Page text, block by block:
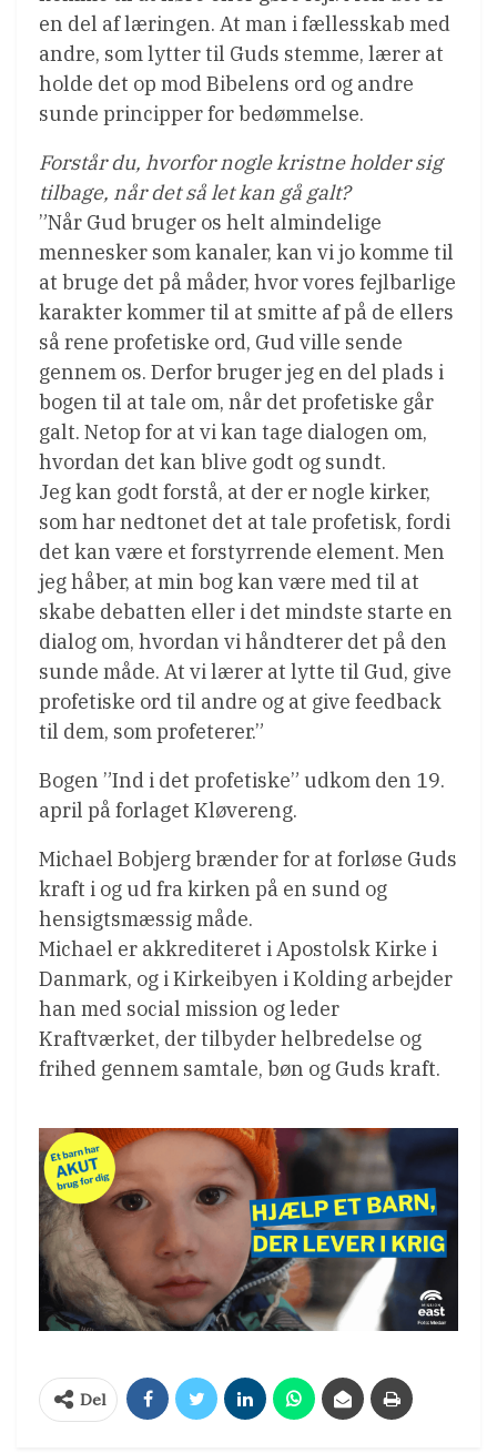
en del af læringen. At man i fællesskab med
andre, som lytter til Guds stemme, lærer at
holde det op mod Bibelens ord og andre
sunde principper for bedømmelse.
Forstår du, hvorfor nogle kristne holder sig
tilbage, når det så let kan gå galt?
”Når Gud bruger os helt almindelige
mennesker som kanaler, kan vi jo komme til
at bruge det på måder, hvor vores fejlbarlige
karakter kommer til at smitte af på de ellers
så rene profetiske ord, Gud ville sende
gennem os. Derfor bruger jeg en del plads i
bogen til at tale om, når det profetiske går
galt. Netop for at vi kan tage dialogen om,
hvordan det kan blive godt og sundt.
Jeg kan godt forstå, at der er nogle kirker,
som har nedtonet det at tale profetisk, fordi
det kan være et forstyrrende element. Men
jeg håber, at min bog kan være med til at
skabe debatten eller i det mindste starte en
dialog om, hvordan vi håndterer det på den
sunde måde. At vi lærer at lytte til Gud, give
profetiske ord til andre og at give feedback
til dem, som profeterer.”
Bogen ”Ind i det profetiske” udkom den 19.
april på forlaget Kløvereng.
Michael Bobjerg brænder for at forløse Guds
kraft i og ud fra kirken på en sund og
hensigtsmæssig måde.
Michael er akkrediteret i Apostolsk Kirke i
Danmark, og i Kirkeibyen i Kolding arbejder
han med social mission og leder
Kraftværket, der tilbyder helbredelse og
frihed gennem samtale, bøn og Guds kraft.
Del